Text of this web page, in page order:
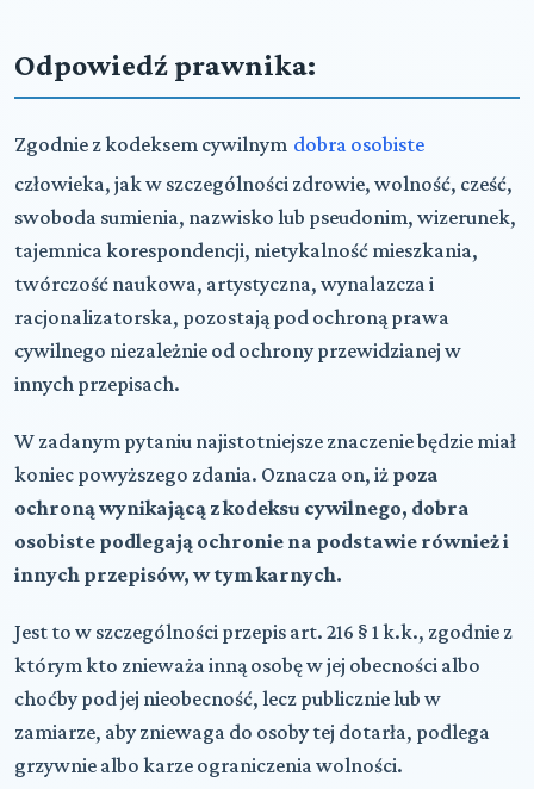
Odpowiedź prawnika:
Zgodnie z kodeksem cywilnym dobra osobiste
człowieka, jak w szczególności zdrowie, wolność, cześć,
swoboda sumienia, nazwisko lub pseudonim, wizerunek,
tajemnica korespondencji, nietykalność mieszkania,
twórczość naukowa, artystyczna, wynalazcza i
racjonalizatorska, pozostają pod ochroną prawa
cywilnego niezależnie od ochrony przewidzianej w
innych przepisach.
W zadanym pytaniu najistotniejsze znaczenie będzie miał
koniec powyższego zdania. Oznacza on, iż poza
ochroną wynikającą z kodeksu cywilnego, dobra
osobiste podlegają ochronie na podstawie również i
innych przepisów, w tym karnych.
Jest to w szczególności przepis art. 216 § 1 k.k., zgodnie z
którym kto znieważa inną osobę w jej obecności albo
choćby pod jej nieobecność, lecz publicznie lub w
zamiarze, aby zniewaga do osoby tej dotarła, podlega
grzywnie albo karze ograniczenia wolności.